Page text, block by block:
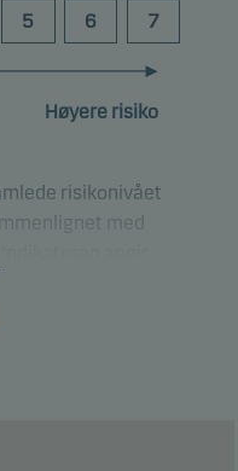
5 6 7
Høyere risiko
risikonivået
med
tape penger på